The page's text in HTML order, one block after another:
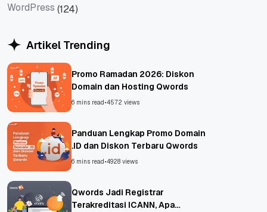
WordPress (124)
Artikel Trending
Promo Ramadan 2026: Diskon
Domain dan Hosting Qwords
6 mins read•4572 views
Panduan Lengkap Promo Domain
.ID dan Diskon Terbaru Qwords
6 mins read•4928 views
Qwords Jadi Registrar
Terakreditasi ICANN, Apa